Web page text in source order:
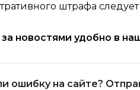
штрафа
новостями удобно в
ошибку на сайте?